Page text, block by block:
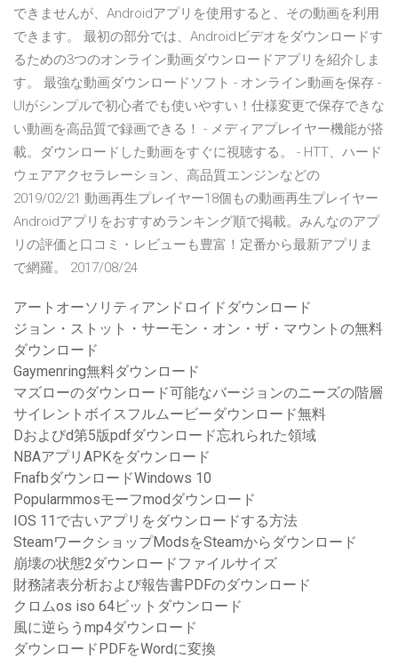
できませんが、Androidアプリを使用すると、その動画を利用
できます。 最初の部分では、Androidビデオをダウンロードす
るための3つのオンライン動画ダウンロードアプリを紹介しま
す。 最強な動画ダウンロードソフト - オンライン動画を保存 -
UIがシンプルで初心者でも使いやすい！仕様変更で保存できな
い動画を高品質で録画できる！ - メディアプレイヤー機能が搭
載。ダウンロードした動画をすぐに視聴する。 - HTT、ハード
ウェアアクセラレーション、高品質エンジンなどの
2019/02/21 動画再生プレイヤー18個もの動画再生プレイヤー
Androidアプリをおすすめランキング順で掲載。みんなのアプ
リの評価と口コミ・レビューも豊富！定番から最新アプリま
で網羅。 2017/08/24
アートオーソリティアンドロイドダウンロード
ジョン・ストット・サーモン・オン・ザ・マウントの無料
ダウンロード
Gaymenring無料ダウンロード
マズローのダウンロード可能なバージョンのニーズの階層
サイレントボイスフルムービーダウンロード無料
Dおよびd第5版pdfダウンロード忘れられた領域
NBAアプリAPKをダウンロード
FnafbダウンロードWindows 10
Popularmmosモーフmodダウンロード
IOS 11で古いアプリをダウンロードする方法
SteamワークショップModsをSteamからダウンロード
崩壊の状態2ダウンロードファイルサイズ
財務諸表分析および報告書PDFのダウンロード
クロムos iso 64ビットダウンロード
風に逆らうmp4ダウンロード
ダウンロードPDFをWordに変換